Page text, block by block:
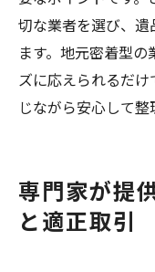
切な業者を選び、
ます。地元密着型
ズに応えられるだ
じながら安心して整
専門家が提
と適正取引